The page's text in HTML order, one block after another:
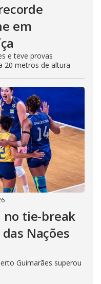
em
e teve provas
20 metros de altura
no tie-break
Nações
Guimarães superou